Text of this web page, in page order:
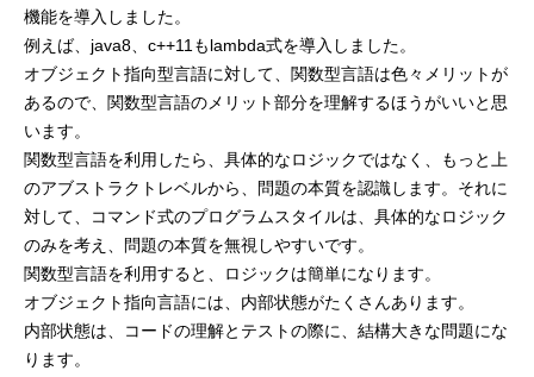
機能を導入しました。
例えば、java8、c++11もlambda式を導入しました。
オブジェクト指向型言語に対して、関数型言語は色々メリットが
あるので、関数型言語のメリット部分を理解するほうがいいと思
います。
関数型言語を利用したら、具体的なロジックではなく、もっと上
のアブストラクトレベルから、問題の本質を認識します。それに
対して、コマンド式のプログラムスタイルは、具体的なロジック
のみを考え、問題の本質を無視しやすいです。
関数型言語を利用すると、ロジックは簡単になります。
オブジェクト指向言語には、内部状態がたくさんあります。
内部状態は、コードの理解とテストの際に、結構大きな問題にな
ります。